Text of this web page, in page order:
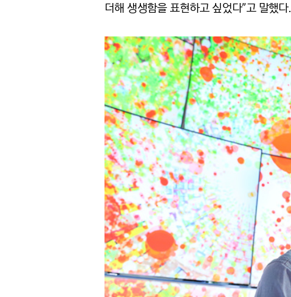
더해 생생함을 표현하고 싶었다”고 말했다.